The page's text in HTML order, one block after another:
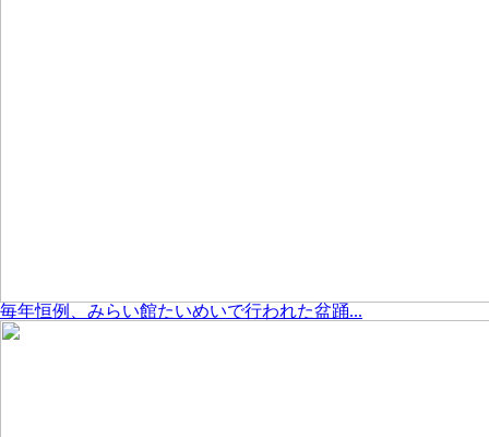
毎年恒例、みらい館たいめいで行われた盆踊...